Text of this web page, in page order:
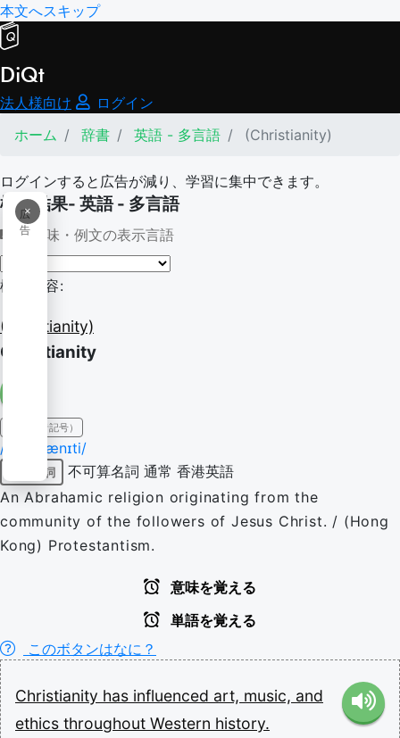
本文へスキップ
DiQt
法人様向け
ログイン
ホーム
辞書 英語 - 多言語 (Christianity)
ログインすると広告が減り、学習に集中できます。
×
広
告
検索結果- 英語 - 多言語
意味・例文の表示言語
検索内容:
(Christianity)
Christianity
IPA（発音記号）
/ˌkɹɪstiˈænɪti/
固有名詞 不可算名詞 通常 香港英語
An Abrahamic religion originating from the
community of the followers of Jesus Christ. / (Hong
Kong) Protestantism.
意味を覚える
単語を覚える
このボタンはなに？
Christianity has influenced art, music, and
ethics throughout Western history.